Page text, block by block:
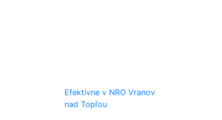
Efektívne v NRO Vranov
nad Topľou